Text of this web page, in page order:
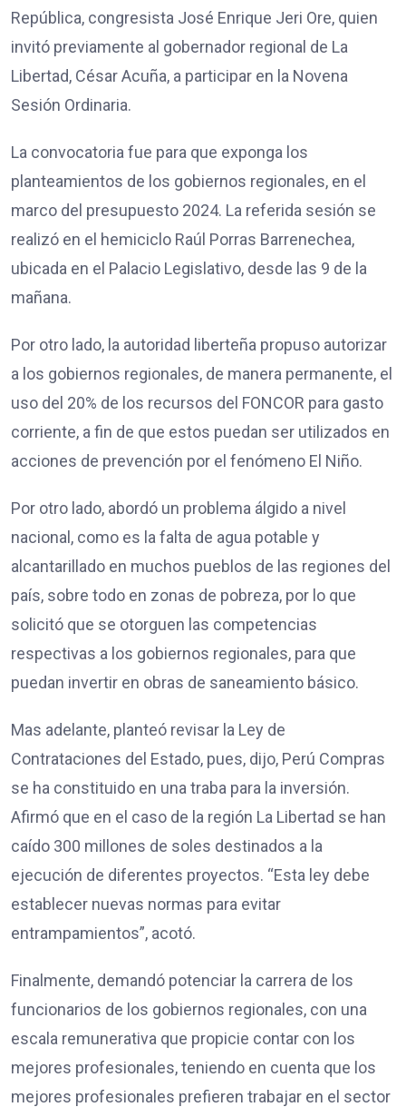
República, congresista José Enrique Jeri Ore, quien
invitó previamente al gobernador regional de La
Libertad, César Acuña, a participar en la Novena
Sesión Ordinaria.
La convocatoria fue para que exponga los
planteamientos de los gobiernos regionales, en el
marco del presupuesto 2024. La referida sesión se
realizó en el hemiciclo Raúl Porras Barrenechea,
ubicada en el Palacio Legislativo, desde las 9 de la
mañana.
Por otro lado, la autoridad liberteña propuso autorizar
a los gobiernos regionales, de manera permanente, el
uso del 20% de los recursos del FONCOR para gasto
corriente, a fin de que estos puedan ser utilizados en
acciones de prevención por el fenómeno El Niño.
Por otro lado, abordó un problema álgido a nivel
nacional, como es la falta de agua potable y
alcantarillado en muchos pueblos de las regiones del
país, sobre todo en zonas de pobreza, por lo que
solicitó que se otorguen las competencias
respectivas a los gobiernos regionales, para que
puedan invertir en obras de saneamiento básico.
Mas adelante, planteó revisar la Ley de
Contrataciones del Estado, pues, dijo, Perú Compras
se ha constituido en una traba para la inversión.
Afirmó que en el caso de la región La Libertad se han
caído 300 millones de soles destinados a la
ejecución de diferentes proyectos. “Esta ley debe
establecer nuevas normas para evitar
entrampamientos”, acotó.
Finalmente, demandó potenciar la carrera de los
funcionarios de los gobiernos regionales, con una
escala remunerativa que propicie contar con los
mejores profesionales, teniendo en cuenta que los
mejores profesionales prefieren trabajar en el sector